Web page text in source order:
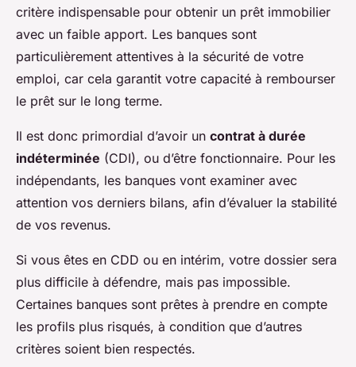
critère indispensable pour obtenir un prêt immobilier
avec un faible apport. Les banques sont
particulièrement attentives à la sécurité de votre
emploi, car cela garantit votre capacité à rembourser
le prêt sur le long terme.
Il est donc primordial d’avoir un contrat à durée
indéterminée (CDI), ou d’être fonctionnaire. Pour les
indépendants, les banques vont examiner avec
attention vos derniers bilans, afin d’évaluer la stabilité
de vos revenus.
Si vous êtes en CDD ou en intérim, votre dossier sera
plus difficile à défendre, mais pas impossible.
Certaines banques sont prêtes à prendre en compte
les profils plus risqués, à condition que d’autres
critères soient bien respectés.